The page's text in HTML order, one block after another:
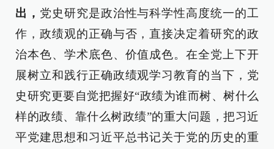
出， 党史研究是政治性与科学性高度统一的工
作，政绩观的正确与否，直接决定着研究的政
治本色、学术底色、价值成色。在全党上下开
展树立和践行正确政绩观学习教育的当下，党
史研究更要自觉把握好“政绩为谁而树、树什么
样的政绩、靠什么树政绩”的重大问题，把习近
平党建思想和习近平总书记关于党的历史的重